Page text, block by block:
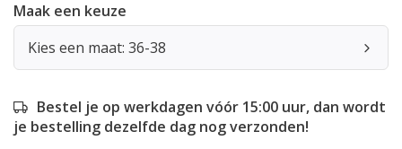
Maak een keuze
Kies een maat: 36-38
Bestel je op werkdagen vóór 15:00 uur, dan wordt
je bestelling dezelfde dag nog verzonden!